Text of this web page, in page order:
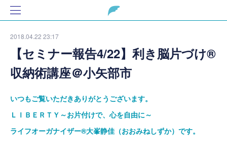
2018.04.22 23:17
【セミナー報告4/22】利き脳片づけ®
収納術講座＠小矢部市
いつもご覧いただきありがとうございます。
ＬＩＢＥＲＴＹ～お片付けで、心を自由に～
ライフオーガナイザー®大峯静佳（おおみねしずか）です。